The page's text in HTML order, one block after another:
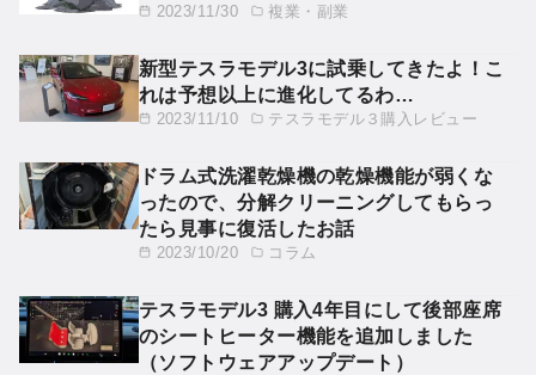
2023/11/30 複業・副業
2023/11/10 テスラモデル３購入レビュー
新型テスラモデル3に試乗してきたよ！こ
れは予想以上に進化してるわ…
2023/10/20 コラム
ドラム式洗濯乾燥機の乾燥機能が弱くな
ったので、分解クリーニングしてもらっ
たら見事に復活したお話
テスラモデル3 購入4年目にして後部座席
のシートヒーター機能を追加しました
（ソフトウェアアップデート）